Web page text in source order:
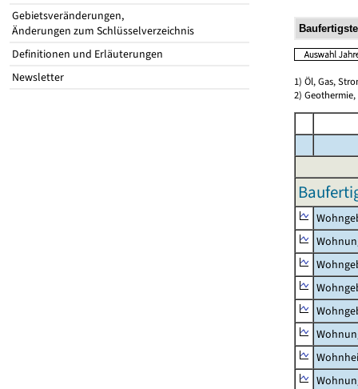
Gebietsveränderungen,
Änderungen zum Schlüsselverzeichnis
Definitionen und Erläuterungen
Newsletter
1) Öl, Gas,
2)